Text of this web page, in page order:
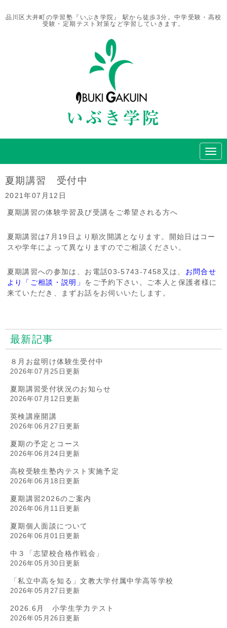
品川区大井町の学習塾『いぶき学院』 駅から徒歩3分。中学受験・高校
受験・定期テスト対策など学習していきます。
N
a
夏期講習 受付中
2021年07月12日
夏期講習の体験学習及び受講をご希望される方へ
夏期講習は7月19日より順次開講となります。開始日はコー
スや学年によって異なりますのでご相談ください。
夏期講習への参加は、お電話03-5743-7458又は、 お問合せ
より「ご相談・説明」 をご予約下さい。ご本人と保護者様に
来ていただき、まずお話をお伺いいたします。
最新記事
８月お盆明け体験生受付中
2026年07月25日更新
夏期講習受付状況のお知らせ
2026年07月12日更新
英検講座開講
2026年06月27日更新
夏期の予定とコース
2026年06月24日更新
高校受験生塾内テスト実施予定
2026年06月18日更新
夏期講習2026のご案内
2026年06月11日更新
夏期個人面談について
2026年06月01日更新
中３「志望校合格作戦会」
2026年05月30日更新
「私立中高を知る」文教大学付属中学高等学校
2026年05月27日更新
2026.6月 小学生学力テスト
2026年05月26日更新